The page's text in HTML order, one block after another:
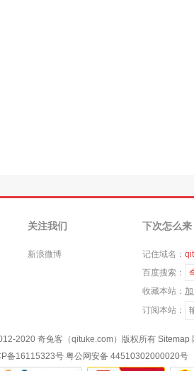
关注我们
新浪微博
下次怎么来
记住域名：
百度搜索：
收藏本站：
订阅本站：
2020 奇兔客（qituke.com）版权所有 Sitemap
备16115323号 粤公网安备 44510302000020号